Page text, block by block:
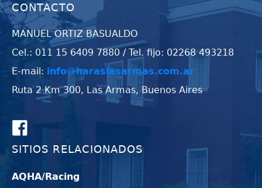
CONTACTO
MANUEL ORTIZ BASUALDO
Cel.: 011 15 6409 7880 / Tel. fijo: 02268 493218
E-mail: info@haraslasarmas.com.ar
Ruta 2 Km 300, Las Armas, Buenos Aires
SITIOS RELACIONADOS
AQHA/Racing